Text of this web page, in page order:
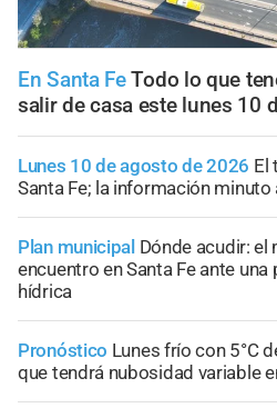
En Santa FeTodo lo que
salir de casa este lunes 10
Lunes 10 de agosto de 2026 El
Santa Fe; la información minuto
Plan municipal Dónde acudir:
encuentro en Santa Fe ante
hídrica
Pronóstico Lunes frío con 5°C
que tendrá nubosidad variable